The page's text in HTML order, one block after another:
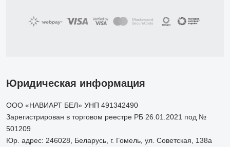
Юридическая информация
ООО «НАВИАРТ БЕЛ» УНП 491342490
Зарегистрирован в торговом реестре РБ 26.01.2021 под №
501209
Юр. адрес: 246028, Беларусь, г. Гомель, ул. Советская, 138а